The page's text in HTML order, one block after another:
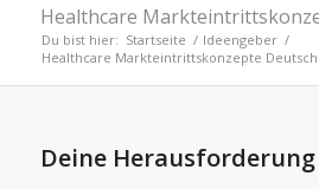
Healthcare
Du bist hier: Startseite / Ideengeber /
Healthcare Markteintrittskonzepte
Deine Herausforderung